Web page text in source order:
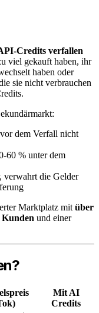
Credits verfallen
viel gekauft haben, ihr
haben oder
sie nicht verbrauchen
dem Verfall nicht
60 % unter dem
verwahrt die Gelder
Marktplatz mit über
Kunden und einer
Mit AI
Credits